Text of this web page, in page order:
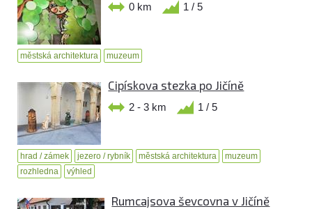
0 km 1 / 5
městská architektura muzeum
Cipískova stezka po Jičíně
2 - 3 km 1 / 5
hrad / zámek jezero / rybník městská architektura
muzeum
rozhledna
výhled
Rumcajsova ševcovna v Jičíně